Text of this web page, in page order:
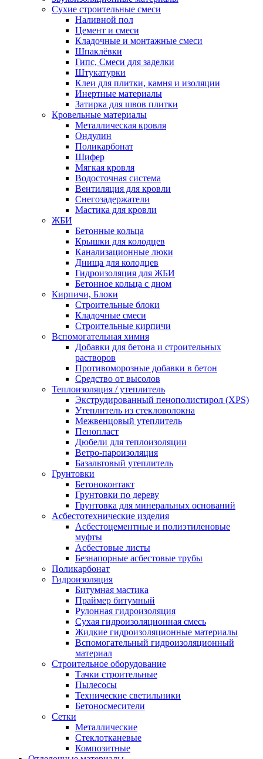
Сухие строительные смеси
Наливной пол
Цемент и смеси
Кладочные и монтажные смеси
Шпаклёвки
Гипс, Смеси для заделки
Штукатурки
Клеи для плитки, камня и изоляции
Инертные материалы
Затирка для швов плитки
Кровельные материалы
Металлическая кровля
Ондулин
Поликарбонат
Шифер
Мягкая кровля
Водосточная система
Вентиляция для кровли
Снегозадержатели
Мастика для кровли
ЖБИ
Бетонные кольца
Крышки для колодцев
Канализационные люки
Днища для колодцев
Гидроизоляция для ЖБИ
Бетонное кольца с дном
Кирпичи, Блоки
Строительные блоки
Кладочные смеси
Строительные кирпичи
Вспомогательная химия
Добавки для бетона и строительных
растворов
Противоморозные добавки в бетон
Средство от высолов
Теплоизоляция / утеплитель
Экструдированный пенополистирол (XPS)
Утеплитель из стекловолокна
Межвенцовый утеплитель
Пенопласт
Дюбели для теплоизоляции
Ветро-пароизоляция
Базальтовый утеплитель
Грунтовки
Бетоноконтакт
Грунтовки по дереву
Грунтовка для минеральных оснований
Асбестотехнические изделия
Асбестоцементные и полиэтиленовые
муфты
Асбестовые листы
Безнапорные асбестовые трубы
Поликарбонат
Гидроизоляция
Битумная мастика
Праймер битумный
Рулонная гидроизоляция
Сухая гидроизоляционная смесь
Жидкие гидроизоляционные материалы
Вспомогательный гидроизоляционный
материал
Строительное оборудование
Тачки строительные
Пылесосы
Технические светильники
Бетоносмесители
Сетки
Металлические
Стеклотканевые
Композитные